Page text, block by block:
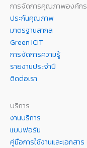
การจัดการคุณภาพองค์กร
ประกันคุณภาพ
มาตรฐานสากล
Green ICIT
การจัดการความรู้
รายงานประจำปี
ติดต่อเรา
บริการ
งานบริการ
แบบฟอร์ม
คู่มือการใช้งานและเอกสาร